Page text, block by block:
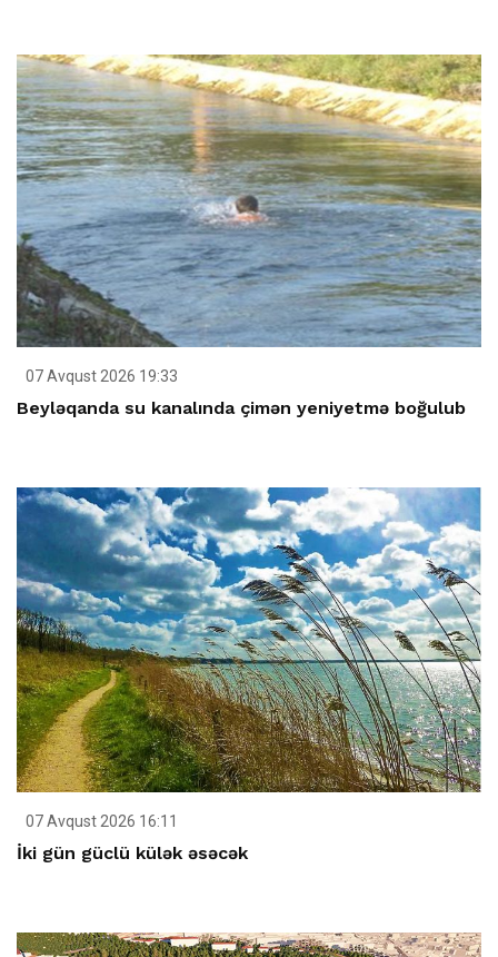
07 Avqust 2026 19:33
Beyləqanda su kanalında çimən yeniyetmə boğulub
07 Avqust 2026 16:11
İki gün güclü külək əsəcək